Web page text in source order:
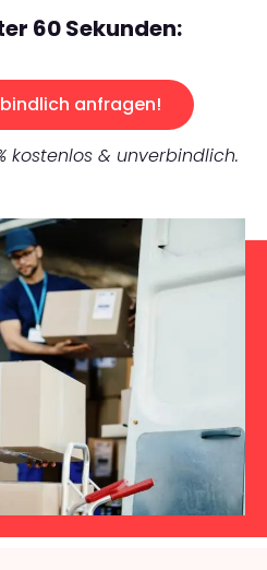
60 Sekunden:
anfragen!
kostenlos & unverbindlich.